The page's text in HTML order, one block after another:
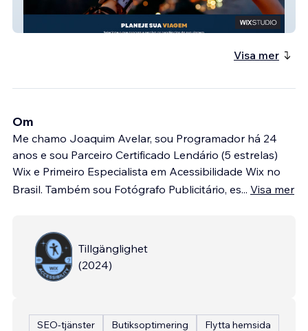
Visa mer
Om
Me chamo Joaquim Avelar, sou Programador há 24
anos e sou Parceiro Certificado Lendário (5 estrelas)
Wix e Primeiro Especialista em Acessibilidade Wix no
Brasil. Também sou Fotógrafo Publicitário, es... Visa mer
Tillgänglighet
(2024)
SEO-tjänster Butiksoptimering
Flytta hemsida